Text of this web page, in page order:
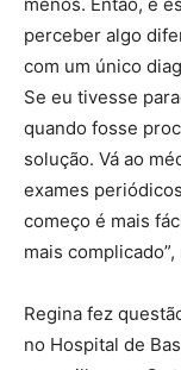
perceber algo
com um único
Se eu tivesse
quando fosse
solução. Vá ao
exames
começo é mais
mais
Regina fez
no Hospital de